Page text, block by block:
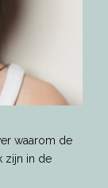
waarom de
zijn in de